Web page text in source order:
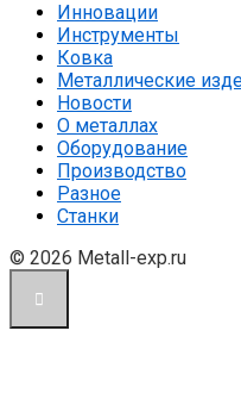
Инновации
Инструменты
Ковка
Металлические
Новости
О металлах
Оборудование
Производство
Разное
Станки
© 2026 Metall-exp.ru